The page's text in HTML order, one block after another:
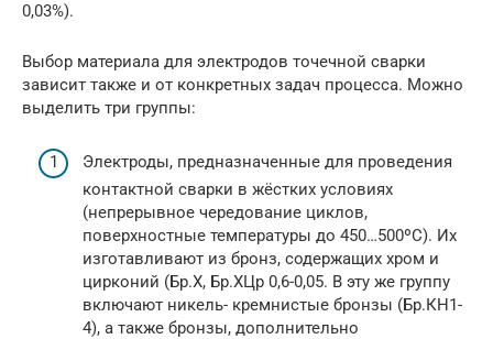
0,03%).
Выбор материала для электродов точечной сварки
зависит также и от конкретных задач процесса. Можно
выделить три группы:
Электроды, предназначенные для проведения
контактной сварки в жёстких условиях
(непрерывное чередование циклов,
поверхностные температуры до 450…500ºС). Их
изготавливают из бронз, содержащих хром и
цирконий (Бр.Х, Бр.ХЦр 0,6-0,05. В эту же группу
включают никель- кремнистые бронзы (Бр.КН1-
4), а также бронзы, дополнительно